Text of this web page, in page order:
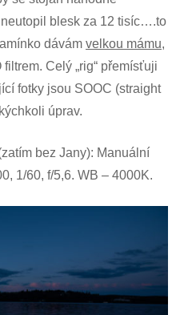
blesk za 12 tisíc….to
dávám velkou mámu,
Celý „rig“ přemísťuji
fotky jsou SOOC (straight
úprav.
bez Jany): Manuální
1/60, f/5,6. WB – 4000K.